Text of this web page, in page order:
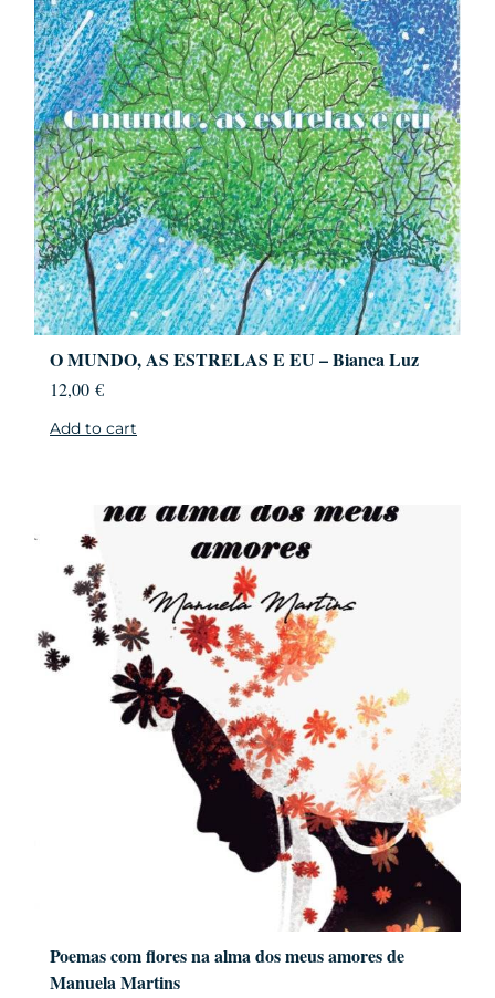
O MUNDO, AS ESTRELAS E EU – Bianca Luz
12,00 €
Add to cart
Poemas com flores na alma dos meus amores de
Manuela Martins